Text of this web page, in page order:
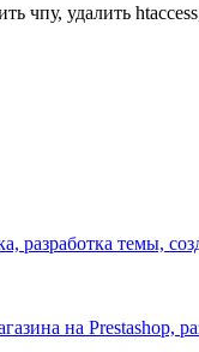
чпу, удалить
разработка темы,
на Prestashop,